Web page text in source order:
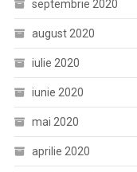
septembrie 2020
august 2020
iulie 2020
iunie 2020
mai 2020
aprilie 2020